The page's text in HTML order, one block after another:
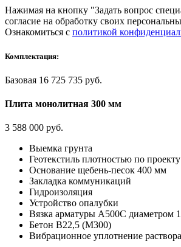
Нажимая на кнопку "Задать вопрос
согласие на обработку своих
Ознакомиться с политикой
Комплектация:
Базовая 16 725 735 руб.
Плита монолитная 300 мм
3 588 000 руб.
Выемка грунта
Геотекстиль плотностью по
Основание щебень-песок 400 мм
Закладка коммуникаций
Гидроизоляция
Устройство опалубки
Вязка арматуры А500С диаметром
Бетон В22,5 (М300)
Вибрационное уплотнение раствора